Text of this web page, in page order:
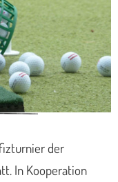
der
In Kooperation